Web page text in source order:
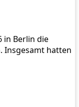
in Berlin die
Insgesamt hatten